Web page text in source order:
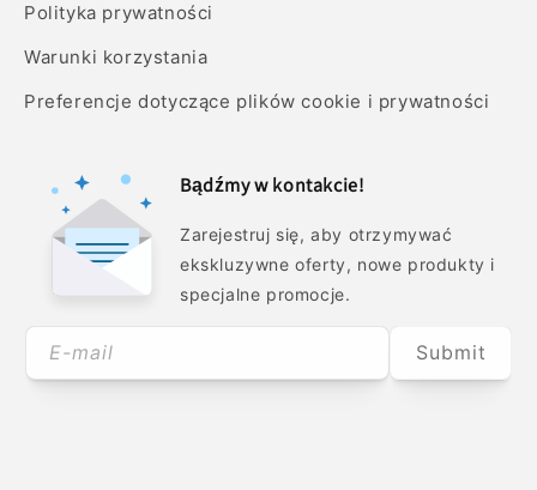
Polityka prywatności
Warunki korzystania
Preferencje dotyczące plików cookie i prywatności
Bądźmy w kontakcie!
Zarejestruj się, aby otrzymywać
ekskluzywne oferty, nowe produkty i
specjalne promocje.
E-mail Submit